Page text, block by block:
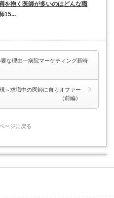
を抱く医師が多いのはどんな職
15...
な理由―病院マーケティング新時
～求職中の医師に自らオファー
（前編）
ージに戻る